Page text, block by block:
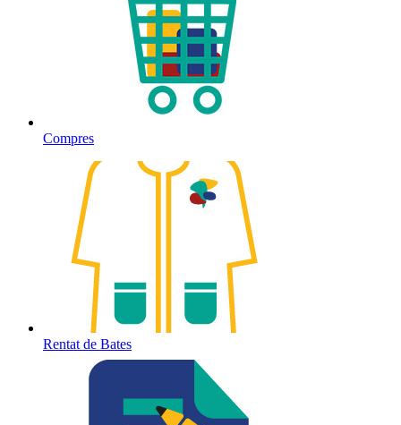
Compres
Rentat de Bates